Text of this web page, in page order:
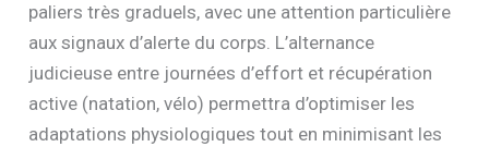
paliers très graduels, avec une attention particulière
aux signaux d’alerte du corps. L’alternance
judicieuse entre journées d’effort et récupération
active (natation, vélo) permettra d’optimiser les
adaptations physiologiques tout en minimisant les